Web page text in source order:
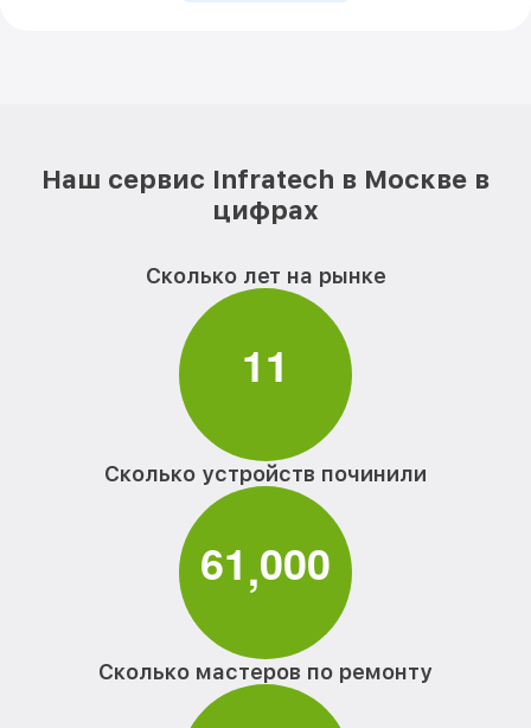
Наш сервис Infratech в Москве в
цифрах
Сколько лет на рынке
11
Сколько устройств починили
61,000
Сколько мастеров по ремонту